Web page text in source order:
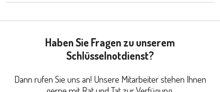
Haben Sie Fragen zu unserem
Schlüsselnotdienst?
Dann rufen Sie uns an! Unsere Mitarbeiter stehen Ihnen